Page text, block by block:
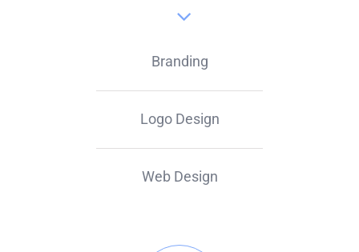
Branding
Logo Design
Web Design